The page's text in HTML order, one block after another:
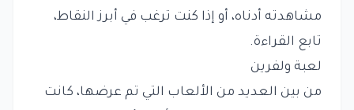
مشاهدته أدناه، أو إذا كنت ترغب في أبرز النقاط،
تابع القراءة.
لعبة ولفرين
من بين العديد من الألعاب التي تم عرضها، كانت